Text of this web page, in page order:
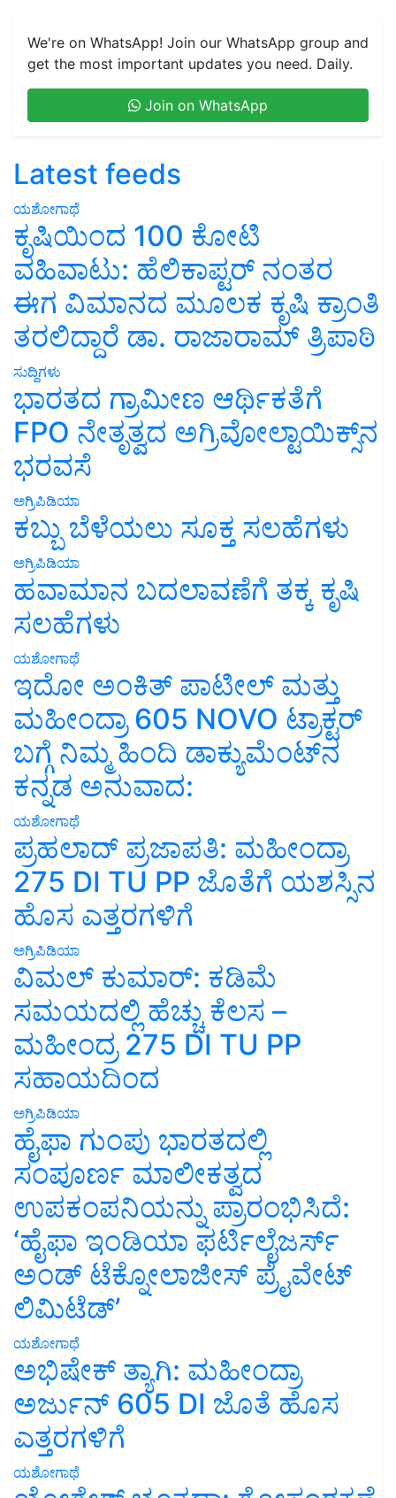
We're on WhatsApp! Join our WhatsApp group and
get the most important updates you need. Daily.
Join on WhatsApp
Latest feeds
ಯಶೋಗಾಥೆ
ಕೃಷಿಯಿಂದ 100 ಕೋಟಿ
ವಹಿವಾಟು: ಹೆಲಿಕಾಪ್ಟರ್ ನಂತರ
ಈಗ ವಿಮಾನದ ಮೂಲಕ ಕೃಷಿ ಕ್ರಾಂತಿ
ತರಲಿದ್ದಾರೆ ಡಾ. ರಾಜಾರಾಮ್ ತ್ರಿಪಾಠಿ
ಸುದ್ದಿಗಳು
ಭಾರತದ ಗ್ರಾಮೀಣ ಆರ್ಥಿಕತೆಗೆ
FPO ನೇತೃತ್ವದ ಅಗ್ರಿವೋಲ್ಟಾಯಿಕ್ಸ್‌ನ
ಭರವಸೆ
ಅಗ್ರಿಪಿಡಿಯಾ
ಕಬ್ಬು ಬೆಳೆಯಲು ಸೂಕ್ತ ಸಲಹೆಗಳು
ಅಗ್ರಿಪಿಡಿಯಾ
ಹವಾಮಾನ ಬದಲಾವಣೆಗೆ ತಕ್ಕ ಕೃಷಿ
ಸಲಹೆಗಳು
ಯಶೋಗಾಥೆ
ಇದೋ ಅಂಕಿತ್ ಪಾಟೀಲ್ ಮತ್ತು
ಮಹೀಂದ್ರಾ 605 NOVO ಟ್ರಾಕ್ಟರ್
ಬಗ್ಗೆ ನಿಮ್ಮ ಹಿಂದಿ ಡಾಕ್ಯುಮೆಂಟ್‌ನ
ಕನ್ನಡ ಅನುವಾದ:
ಯಶೋಗಾಥೆ
ಪ್ರಹಲಾದ್ ಪ್ರಜಾಪತಿ: ಮಹೀಂದ್ರಾ
275 DI TU PP ಜೊತೆಗೆ ಯಶಸ್ಸಿನ
ಹೊಸ ಎತ್ತರಗಳಿಗೆ
ಅಗ್ರಿಪಿಡಿಯಾ
ವಿಮಲ್ ಕುಮಾರ್: ಕಡಿಮೆ
ಸಮಯದಲ್ಲಿ ಹೆಚ್ಚು ಕೆಲಸ –
ಮಹೀಂದ್ರ 275 DI TU PP
ಸಹಾಯದಿಂದ
ಅಗ್ರಿಪಿಡಿಯಾ
ಹೈಫಾ ಗುಂಪು ಭಾರತದಲ್ಲಿ
ಸಂಪೂರ್ಣ ಮಾಲೀಕತ್ವದ
ಉಪಕಂಪನಿಯನ್ನು ಪ್ರಾರಂಭಿಸಿದೆ:
‘ಹೈಫಾ ಇಂಡಿಯಾ ಫರ್ಟಿಲೈಜರ್ಸ್
ಅಂಡ್ ಟೆಕ್ನೋಲಾಜೀಸ್ ಪ್ರೈವೇಟ್
ಲಿಮಿಟೆಡ್’
ಯಶೋಗಾಥೆ
ಅಭಿಷೇಕ್ ತ್ಯಾಗಿ: ಮಹೀಂದ್ರಾ
ಅರ್ಜುನ್ 605 DI ಜೊತೆ ಹೊಸ
ಎತ್ತರಗಳಿಗೆ
ಯಶೋಗಾಥೆ